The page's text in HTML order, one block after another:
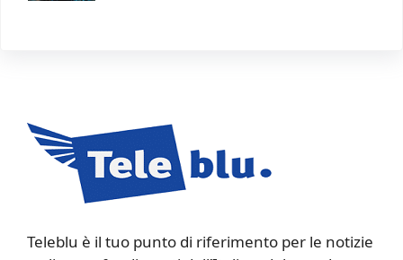
Teleblu è il tuo punto di riferimento per le notizie